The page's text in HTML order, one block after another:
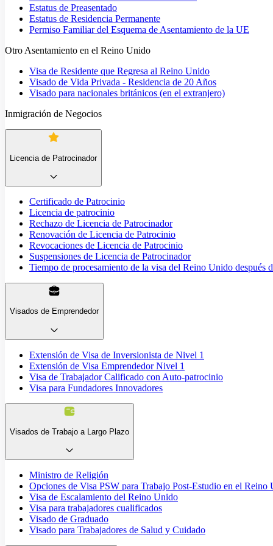
Estatus de Preasentado
Estatus de Residencia Permanente
Permiso Familiar del Esquema de Asentamiento de la UE
Otro Asentamiento en el Reino Unido
Visa de Residente que Regresa al Reino Unido
Visado de Vida Privada - Residencia de 20 Años
Visado para nacionales británicos (en el extranjero)
Inmigración de Negocios
Licencia de Patrocinador
Certificado de Patrocinio
Licencia de patrocinio
Rechazo de Licencia de Patrocinador
Renovación de Licencia de Patrocinio
Revocaciones de Licencia de Patrocinio
Suspensiones de Licencia de Patrocinador
Tiempo de procesamiento de la visa del Reino Unido después
Visados de Emprendedor
Extensión de Visa de Inversionista de Nivel 1
Extensión de Visa Emprendedor Nivel 1
Visa de Trabajador Calificado con Auto-patrocinio
Visa para Fundadores Innovadores
Visados de Trabajo a Largo Plazo
Ministro de Religión
Opciones de Visa PSW para Trabajo Post-Estudio en el Reino
Visa de Escalamiento del Reino Unido
Visa para trabajadores cualificados
Visado de Graduado
Visado para Trabajadores de Salud y Cuidado